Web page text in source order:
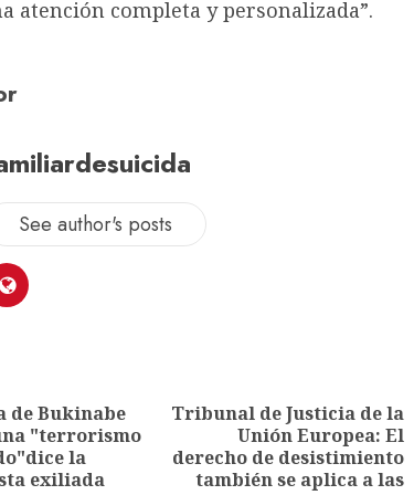
atención completa y personalizada”.
See author's posts
de Bukinabe
"terrorismo
la
exiliada
Tribunal de Justicia de la
Unión Europea: El
derecho de desistimiento
también se aplica a las